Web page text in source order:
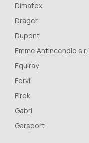
Dimatex
Drager
Dupont
Emme Antincendio s.r.l.
Equiray
Fervi
Firek
Gabri
Garsport